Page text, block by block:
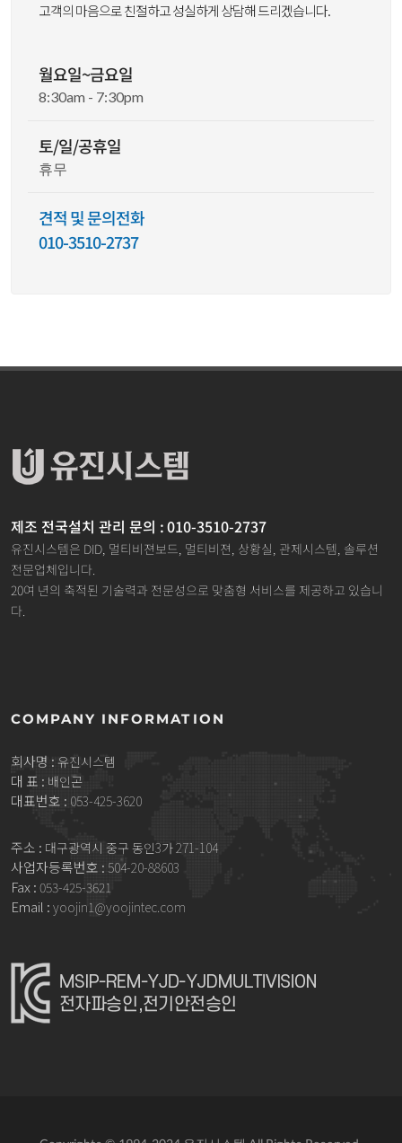
고객의 마음으로 친절하고 성실하게 상담해 드리겠습니다.
월요일~금요일
8:30am - 7:30pm
토/일/공휴일
휴무
견적 및 문의전화
010-3510-2737
제조 전국설치 관리 문의 : 010-3510-2737
유진시스템은 DID, 멀티비젼보드, 멀티비젼, 상황실, 관제시스템, 솔루션
전문업체입니다.
20여 년의 축적된 기술력과 전문성으로 맞춤형 서비스를 제공하고 있습니
다.
COMPANY INFORMATION
회사명 : 유진시스템
대 표 : 배인곤
대표번호 : 053-425-3620
주소 : 대구광역시 중구 동인3가 271-104
사업자등록번호 : 504-20-88603
Fax : 053-425-3621
Email : yoojin1@yoojintec.com